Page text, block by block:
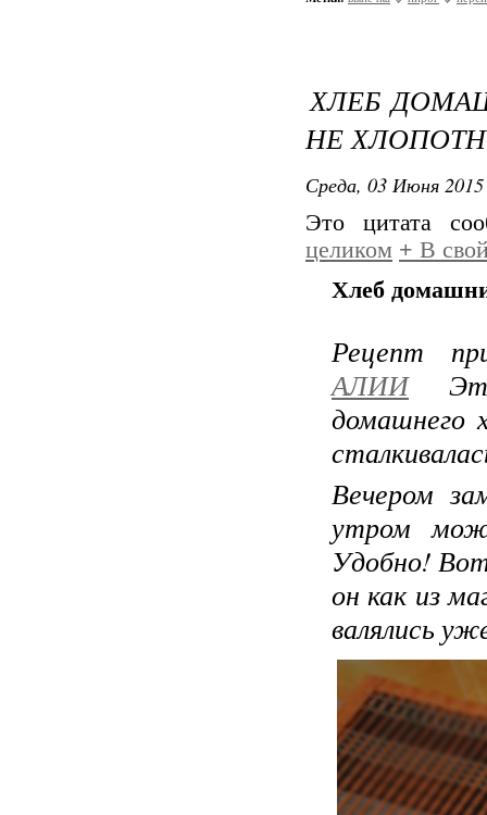
ХЛЕБ
НЕ
Среда, 03 Июня
Это цитата
целиком + В
Хлеб
Рецепт
АЛИИЭто
домашнего
Вечером
утром
Удобно!
он как из
валялись